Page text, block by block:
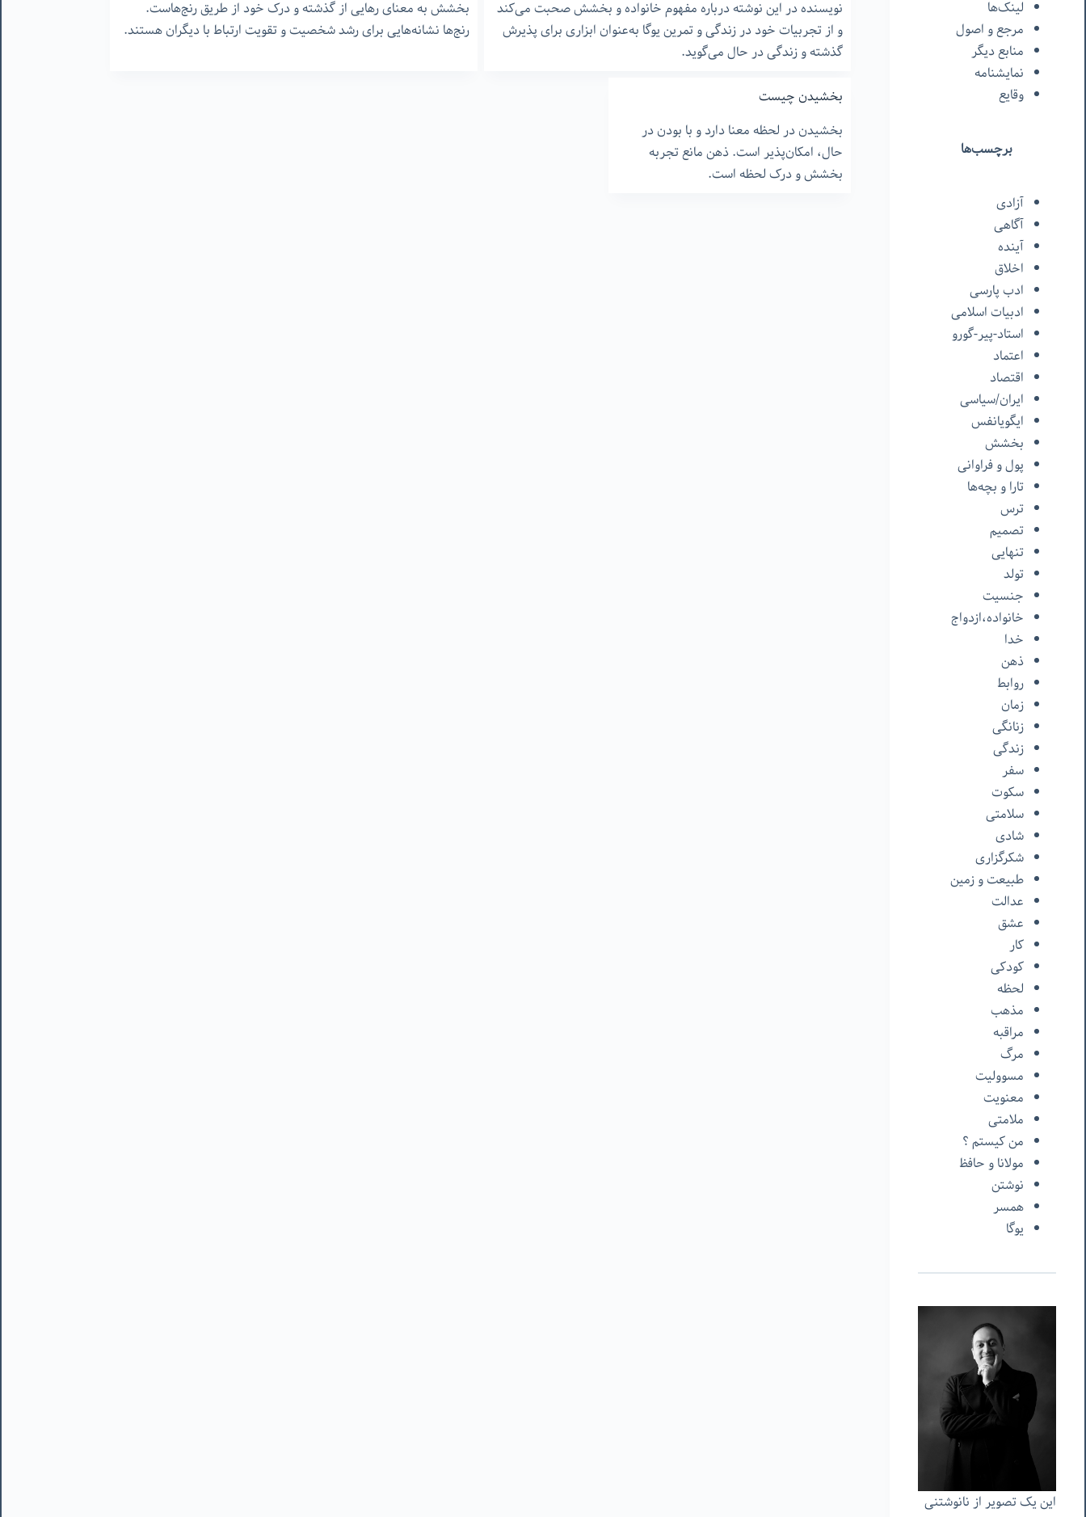
نویسنده در این نوشته درباره مفهوم خانواده و بخشش صحبت می‌کند
و از تجربیات خود در زندگی و تمرین یوگا به‌عنوان ابزاری برای پذیرش
گذشته و زندگی در حال می‌گوید.
بخشش به معنای رهایی از گذشته و درک خود از طریق رنج‌هاست.
رنج‌ها نشانه‌هایی برای رشد شخصیت و تقویت ارتباط با دیگران هستند.
بخشیدن چیست
بخشیدن در لحظه معنا دارد و با بودن در
حال، امکان‌پذیر است. ذهن مانع تجربه
بخشش و درک لحظه است.
لینک‌ها
مرجع و اصول
منابع دیگر
نمایشنامه
وقایع
برچسب‌ها
آزادی
آگاهی
آینده
اخلاق
ادب پارسی
ادبیات اسلامی
استاد-پیر-گورو
اعتماد
اقتصاد
ایران/سیاسی
ایگویانفس
بخشش
پول و فراوانی
تارا و بچه‌ها
ترس
تصمیم
تنهایی
تولد
جنسیت
خانواده،ازدواج
خدا
ذهن
روابط
زمان
زنانگی
زندگی
سفر
سکوت
سلامتی
شادی
شکرگزاری
طبیعت و زمین
عدالت
عشق
کار
کودکی
لحظه
مذهب
مراقبه
مرگ
مسوولیت
معنویت
ملامتی
من‌ کیستم ؟
مولانا و حافظ
نوشتن
همسر
یوگا
این یک تصویر از نانوشتنی